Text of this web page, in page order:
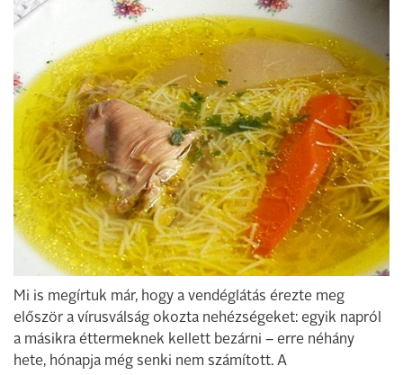
Mi is megírtuk már, hogy a vendéglátás érezte meg
először a vírusválság okozta nehézségeket: egyik napról
a másikra éttermeknek kellett bezárni – erre néhány
hete, hónapja még senki nem számított. A